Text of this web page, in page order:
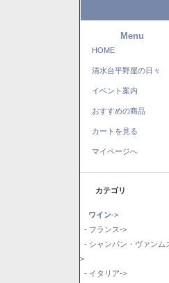
Menu
HOME
清水台平野屋の日々
イベント案内
おすすめの商品
カートを見る
マイページへ
カテゴリ
ワイン->
- フランス->
- シャンパン・ヴァンム
>
- イタリア->